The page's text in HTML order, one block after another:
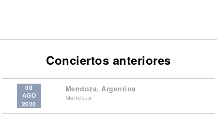
Conciertos anteriores
08
AGO
2020
Mendoza, Argentina
Mendoza